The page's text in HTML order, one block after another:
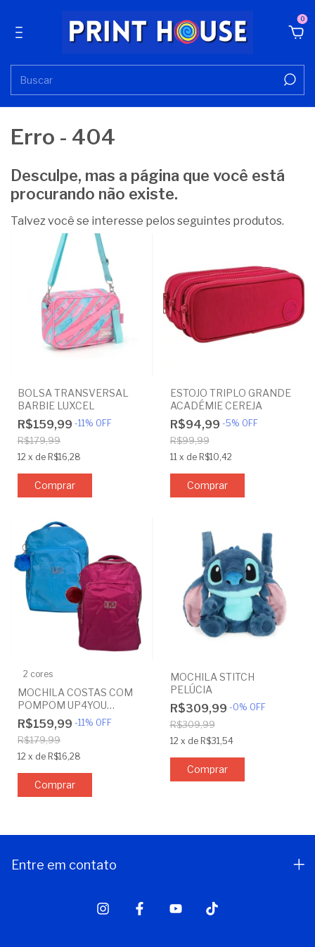
0
Erro - 404
Desculpe, mas a página que você está
procurando não existe.
Talvez você se interesse pelos seguintes produtos.
BOLSA TRANSVERSAL
BARBIE LUXCEL
R$159,99 -11 % OFF
R$179,99
12 x de R$16,28
ESTOJO TRIPLO GRANDE
ACADÉMIE CEREJA
R$94,99 -5% OFF
R$99,99
11 x de R$10,42
2 cores
MOCHILA COSTAS COM
POMPOM UP4YOU
CRINKLE LUXCEL
R$159,99 -11% OFF
R$179,99
12 x de R$16,28
Comprar
MOCHILA STITCH
PELÚCIA
R$309,99 -0% OFF
R$309,99
12 x de R$31,54
Entre em contato